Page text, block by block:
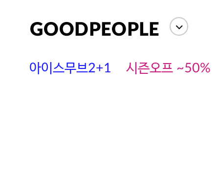
아이스무브2+1 시즌오프 ~50%